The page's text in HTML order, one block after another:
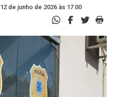
12 de junho de 2026 às 17:00